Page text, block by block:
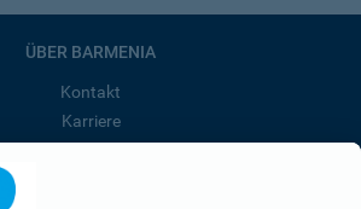
ÜBER BARMENIA
Kontakt
Karriere